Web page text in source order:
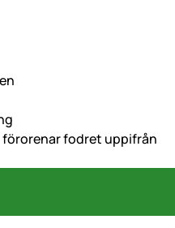
fodret uppifrån